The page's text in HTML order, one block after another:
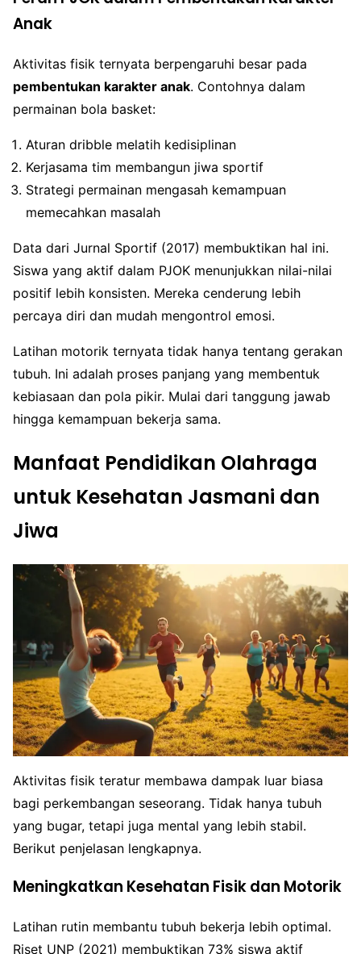
Anak
Aktivitas fisik ternyata berpengaruhi besar pada
pembentukan karakter anak. Contohnya dalam
permainan bola basket:
Aturan dribble melatih kedisiplinan
Kerjasama tim membangun jiwa sportif
Strategi permainan mengasah kemampuan
memecahkan masalah
Data dari Jurnal Sportif (2017) membuktikan hal ini.
Siswa yang aktif dalam PJOK menunjukkan nilai-nilai
positif lebih konsisten. Mereka cenderung lebih
percaya diri dan mudah mengontrol emosi.
Latihan motorik ternyata tidak hanya tentang gerakan
tubuh. Ini adalah proses panjang yang membentuk
kebiasaan dan pola pikir. Mulai dari tanggung jawab
hingga kemampuan bekerja sama.
Manfaat Pendidikan Olahraga
untuk Kesehatan Jasmani dan
Jiwa
Aktivitas fisik teratur membawa dampak luar biasa
bagi perkembangan seseorang. Tidak hanya tubuh
yang bugar, tetapi juga mental yang lebih stabil.
Berikut penjelasan lengkapnya.
Meningkatkan Kesehatan Fisik dan Motorik
Latihan rutin membantu tubuh bekerja lebih optimal.
Riset UNP (2021) membuktikan 73% siswa aktif